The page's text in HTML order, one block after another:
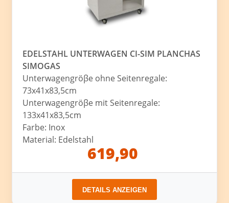
EDELSTAHL UNTERWAGEN CI-SIM PLANCHAS
SIMOGAS
Unterwagengröβe ohne Seitenregale:
73x41x83,5cm
Unterwagengröβe mit Seitenregale:
133x41x83,5cm
Farbe: Inox
Material: Edelstahl
619,90
DETAILS ANZEIGEN